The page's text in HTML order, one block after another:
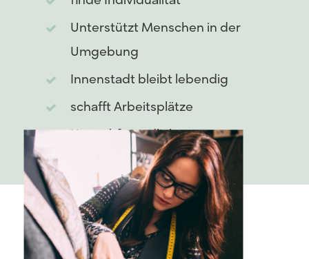
Unterstützt Menschen in der
Umgebung
Innenstadt bleibt lebendig
schafft Arbeitsplätze
Umweltfreundlich